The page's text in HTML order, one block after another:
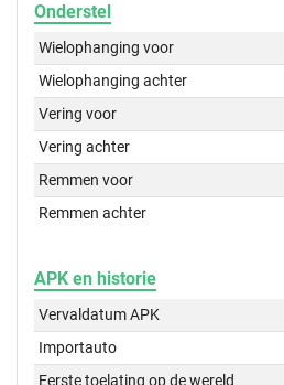
Onderstel
Wielophanging voor
Wielophanging achter
Vering voor
Vering achter
Remmen voor
Remmen achter
APK en historie
Vervaldatum APK
Importauto
Eerste toelating op de wereld